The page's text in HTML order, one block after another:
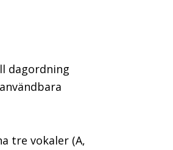
dagordning
tre vokaler (A,